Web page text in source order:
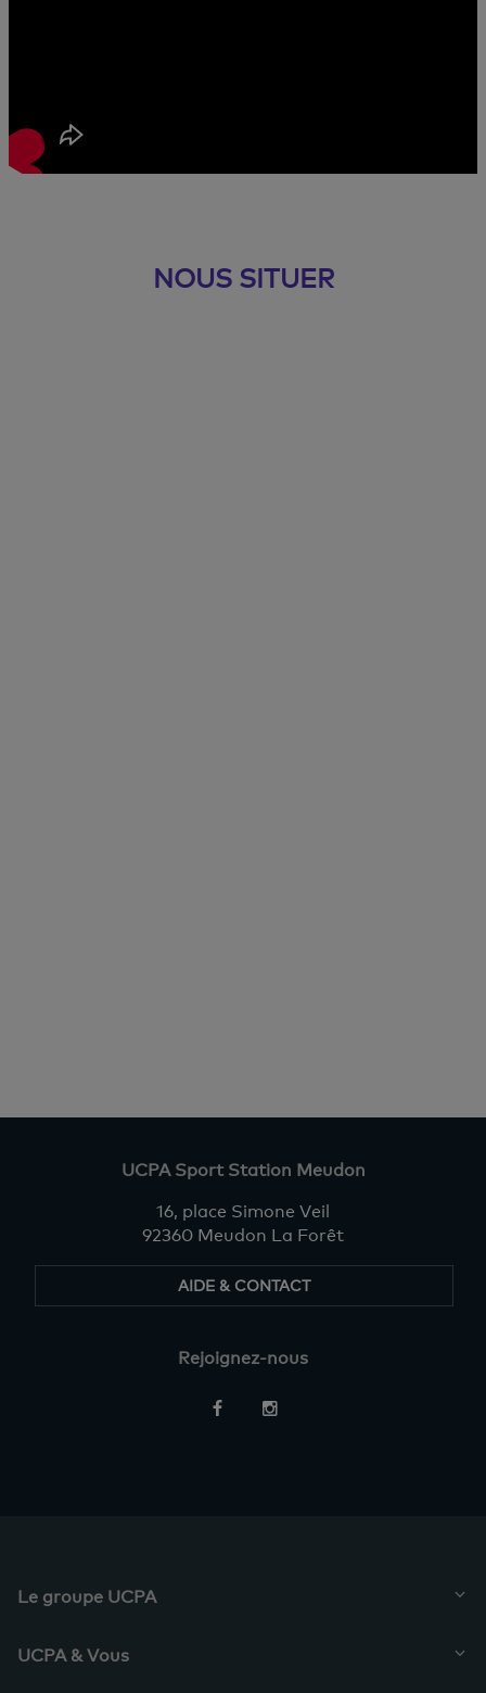
NOUS SITUER
UCPA Sport Station Meudon
16, place Simone Veil
92360 Meudon La Forêt
AIDE & CONTACT
Rejoignez-nous
Le groupe UCPA
UCPA & Vous